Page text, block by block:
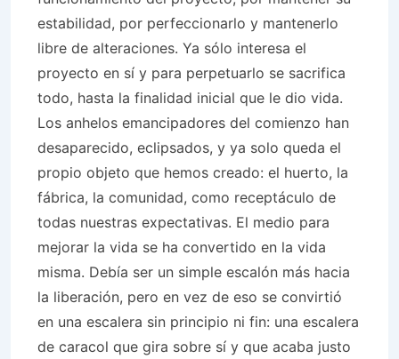
estabilidad, por perfeccionarlo y mantenerlo
libre de alteraciones. Ya sólo interesa el
proyecto en sí y para perpetuarlo se sacrifica
todo, hasta la finalidad inicial que le dio vida.
Los anhelos emancipadores del comienzo han
desaparecido, eclipsados, y ya solo queda el
propio objeto que hemos creado: el huerto, la
fábrica, la comunidad, como receptáculo de
todas nuestras expectativas. El medio para
mejorar la vida se ha convertido en la vida
misma. Debía ser un simple escalón más hacia
la liberación, pero en vez de eso se convirtió
en una escalera sin principio ni fin: una escalera
de caracol que gira sobre sí y que acaba justo